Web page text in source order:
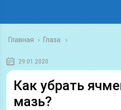
Главная › Глаза
29.01.2020
Как убрать
мазь?